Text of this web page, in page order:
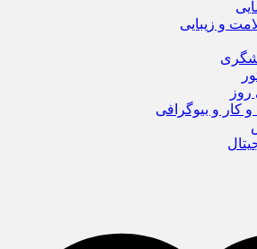
و زیبایی
روز
کار و بیوگرافی